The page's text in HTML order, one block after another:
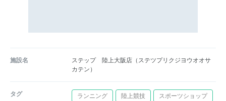
施設名
ステップ 陸上大阪店（ステツプリクジヨウオオサ
カテン）
タグ ランニング 陸上競技 スポーツショップ